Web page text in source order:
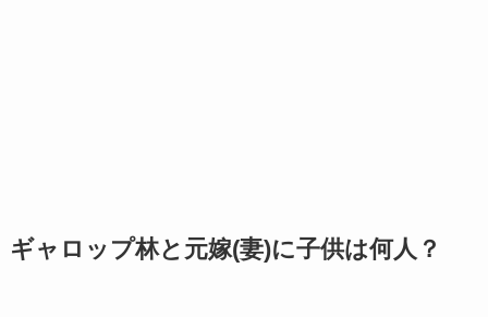
ギャロップ林と元嫁(妻)に子供は何人？